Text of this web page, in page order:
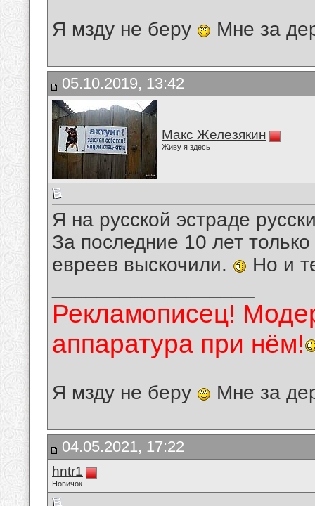
Я мзду не беру Мне за
05.10.2019, 13:42
Макс Железякин
Живу я здесь
Я на русской эстраде
За последние 10 лет
евреев выскочили.
Но и
Рекламописец!
аппаратура при нём!
Я мзду не беру Мне за
04.05.2021, 17:22
hntr1
Новичок